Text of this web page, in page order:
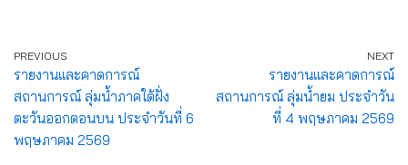
PREVIOUS
รายงานและคาดการณ์
สถานการณ์ ลุ่มน้ำภาคใต้ฝั่ง
ตะวันออกตอนบน ประจำวันที่ 6
พฤษภาคม 2569
NEXT
รายงานและคาดการณ์
สถานการณ์ ลุ่มน้ำยม ประจำวัน
ที่ 4 พฤษภาคม 2569